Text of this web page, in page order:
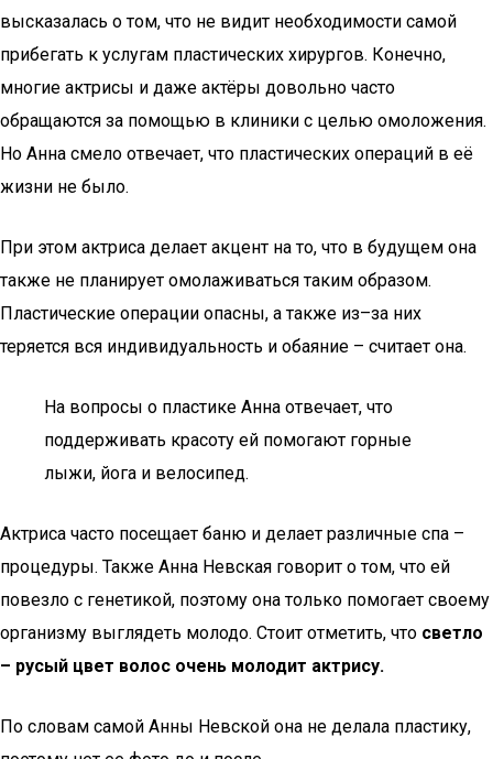
высказалась о том, что не видит необходимости самой
прибегать к услугам пластических хирургов. Конечно,
многие актрисы и даже актёры довольно часто
обращаются за помощью в клиники с целью омоложения.
Но Анна смело отвечает, что пластических операций в её
жизни не было.
При этом актриса делает акцент на то, что в будущем она
также не планирует омолаживаться таким образом.
Пластические операции опасны, а также из–за них
теряется вся индивидуальность и обаяние – считает она.
На вопросы о пластике Анна отвечает, что
поддерживать красоту ей помогают горные
лыжи, йога и велосипед.
Актриса часто посещает баню и делает различные спа –
процедуры. Также Анна Невская говорит о том, что ей
повезло с генетикой, поэтому она только помогает своему
организму выглядеть молодо. Стоит отметить, что светло
– русый цвет волос очень молодит актрису.
По словам самой Анны Невской она не делала пластику,